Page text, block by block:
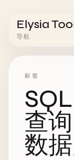
Elysia
导航
标签
查
数